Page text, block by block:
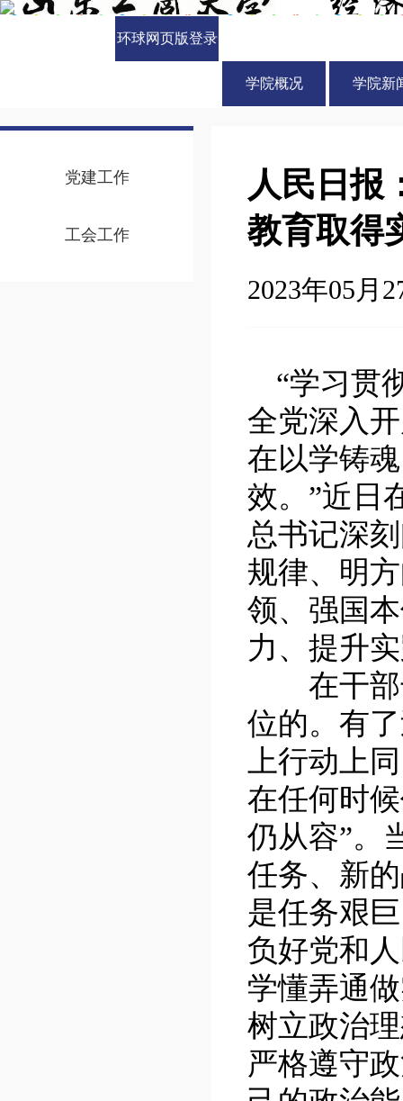
环球网页版登录
学院概况 学院新
党建工作
工会工作
人民日
教育取得
2023年05月
“学习贯
全党深入
在以学铸
效。”近日
总书记深
规律、明
领、强国
力、提升
在干部
位的。有
上行动上
在任何时
仍从容”。
任务、新
是任务艰
负好党和
学懂弄通
树立政治
严格遵守